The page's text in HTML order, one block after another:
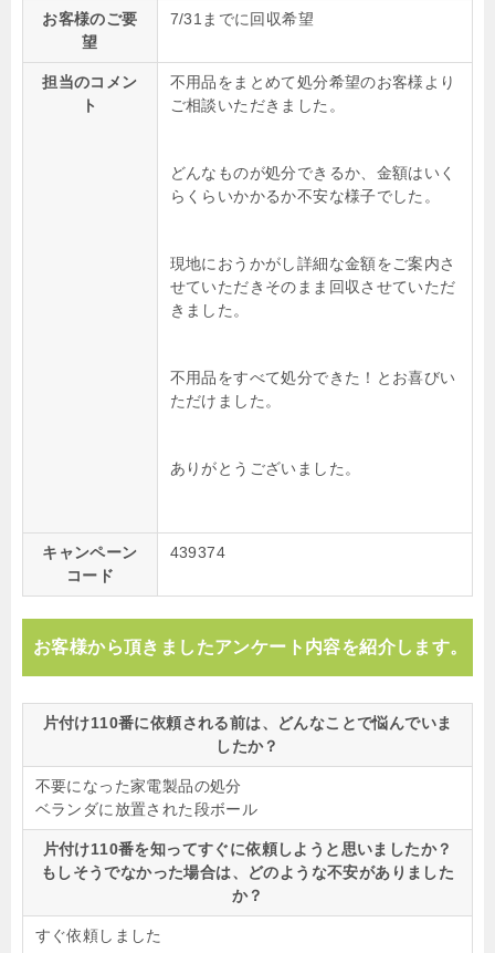
お客様のご要
望
7/31までに回収希望
担当のコメン
ト
不用品をまとめて処分希望のお客様より
ご相談いただきました。
どんなものが処分できるか、金額はいく
らくらいかかるか不安な様子でした。
現地におうかがし詳細な金額をご案内さ
せていただきそのまま回収させていただ
きました。
不用品をすべて処分できた！とお喜びい
ただけました。
ありがとうございました。
キャンペーン
コード
439374
お客様から頂きましたアンケート内容を紹介します。
片付け110番に依頼される前は、どんなことで悩んでいま
したか？
不要になった家電製品の処分
ベランダに放置された段ボール
片付け110番を知ってすぐに依頼しようと思いましたか？
もしそうでなかった場合は、どのような不安がありました
か？
すぐ依頼しました